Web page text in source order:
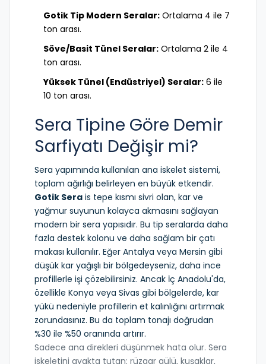
Gotik Tip Modern Seralar: Ortalama 4 ile 7
ton arası.
Söve/Basit Tünel Seralar: Ortalama 2 ile 4
ton arası.
Yüksek Tünel (Endüstriyel) Seralar: 6 ile
10 ton arası.
Sera Tipine Göre Demir
Sarfiyatı Değişir mi?
Sera yapımında kullanılan ana iskelet sistemi,
toplam ağırlığı belirleyen en büyük etkendir.
Gotik Sera is tepe kısmı sivri olan, kar ve
yağmur suyunun kolayca akmasını sağlayan
modern bir sera yapısıdır. Bu tip seralarda daha
fazla destek kolonu ve daha sağlam bir çatı
makası kullanılır. Eğer Antalya veya Mersin gibi
düşük kar yağışlı bir bölgedeyseniz, daha ince
profillerle işi çözebilirsiniz. Ancak İç Anadolu'da,
özellikle Konya veya Sivas gibi bölgelerde, kar
yükü nedeniyle profillerin et kalınlığını artırmak
zorundasınız. Bu da toplam tonajı doğrudan
%30 ile %50 oranında artırır.
Sadece ana direkleri düşünmek hata olur. Sera
iskeletini ayakta tutan; rüzgar gülü, kuşaklar,